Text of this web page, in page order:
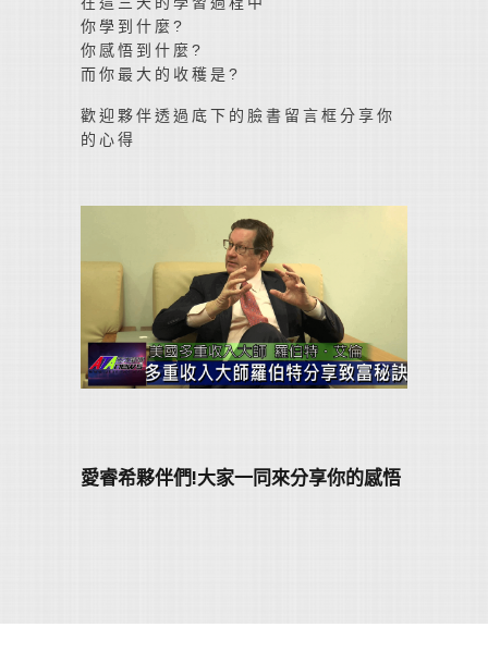
你學到什麼?
你感悟到什麼?
而你最大的收穫是?
歡迎夥伴透過底下的臉書留言框分享你
的心得
愛睿希夥伴們!大家一同來分享你的感悟